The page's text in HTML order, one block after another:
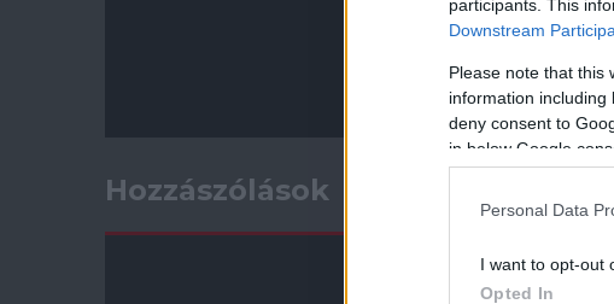
participants. This
Downstream
Please note that this
information including
deny consent to
in below Google
Personal Data
I want to opt-out
Opted In
Hozzászólások